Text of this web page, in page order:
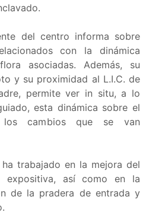
del centro informa sobre
con la dinámica
asociadas. Además, su
y su proximidad al L.I.C. de
permite ver in situ, a lo
esta dinámica sobre el
los cambios que se van
trabajado en la mejora del
así como en la
de la pradera de entrada y